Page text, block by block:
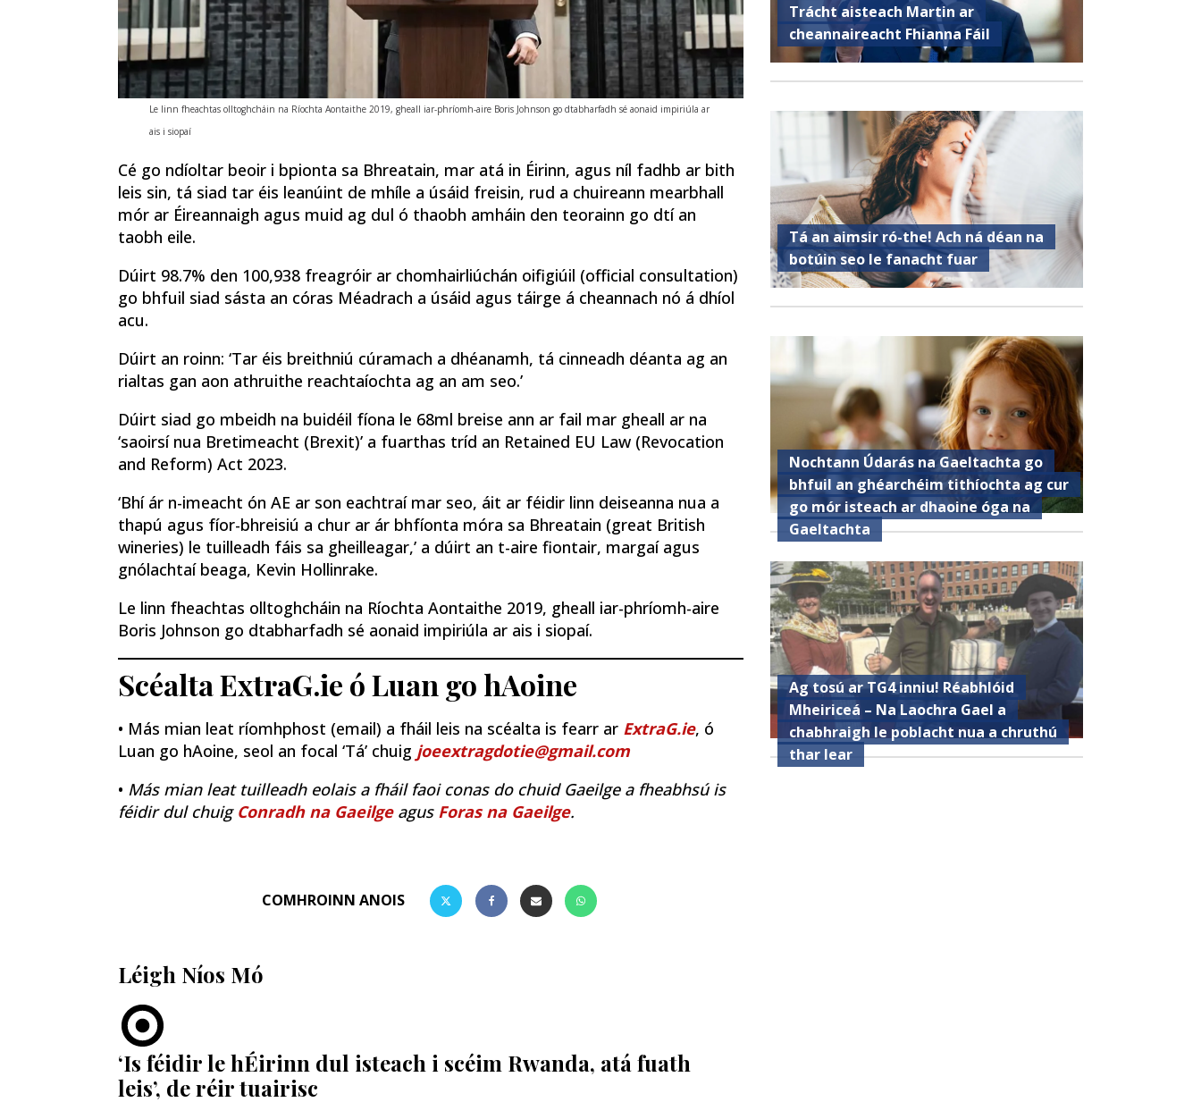
Le linn fheachtas olltoghcháin na Ríochta Aontaithe 2019, gheall iar-phríomh-aire Boris Johnson go dtabharfadh sé aonaid impiriúla ar
ais i siopaí
Cé go ndíoltar beoir i bpionta sa Bhreatain, mar atá in Éirinn, agus níl fadhb ar bith
leis sin, tá siad tar éis leanúint de mhíle a úsáid freisin, rud a chuireann mearbhall
mór ar Éireannaigh agus muid ag dul ó thaobh amháin den teorainn go dtí an
taobh eile.
Dúirt 98.7% den 100,938 freagróir ar chomhairliúchán oifigiúil (official consultation)
go bhfuil siad sásta an córas Méadrach a úsáid agus táirge á cheannach nó á dhíol
acu.
Dúirt an roinn: ‘Tar éis breithniú cúramach a dhéanamh, tá cinneadh déanta ag an
rialtas gan aon athruithe reachtaíochta ag an am seo.’
Dúirt siad go mbeidh na buidéil fíona le 68ml breise ann ar fail mar gheall ar na
‘saoirsí nua Bretimeacht (Brexit)’ a fuarthas tríd an Retained EU Law (Revocation
and Reform) Act 2023.
‘Bhí ár n-imeacht ón AE ar son eachtraí mar seo, áit ar féidir linn deiseanna nua a
thapú agus fíor-bhreisiú a chur ar ár bhfíonta móra sa Bhreatain (great British
wineries) le tuilleadh fáis sa gheilleagar,’ a dúirt an t-aire fiontair, margaí agus
gnólachtaí beaga, Kevin Hollinrake.
Le linn fheachtas olltoghcháin na Ríochta Aontaithe 2019, gheall iar-phríomh-aire
Boris Johnson go dtabharfadh sé aonaid impiriúla ar ais i siopaí.
Scéalta ExtraG.ie ó Luan go hAoine
• Más mian leat ríomhphost (email) a fháil leis na scéalta is fearr ar ExtraG.ie, ó
Luan go hAoine, seol an focal ‘Tá’ chuig joeextragdotie@gmail.com
• Más mian leat tuilleadh eolais a fháil faoi conas do chuid Gaeilge a fheabhsú is
féidir dul chuig Conradh na Gaeilge agus Foras na Gaeilge.
COMHROINN ANOIS
Léigh Níos Mó
‘Is féidir le hÉirinn dul isteach i scéim Rwanda, atá fuath
leis’, de réir tuairisc
Trácht aisteach Martin ar
cheannaireacht Fhianna Fáil
Tá an aimsir ró-the! Ach ná déan na
botúin seo le fanacht fuar
Nochtann Údarás na Gaeltachta go
bhfuil an ghéarchéim tithíochta ag cur
go mór isteach ar dhaoine óga na
Gaeltachta
Ag tosú ar TG4 inniu! Réabhlóid
Mheiriceá – Na Laochra Gael a
chabhraigh le poblacht nua a chruthú
thar lear